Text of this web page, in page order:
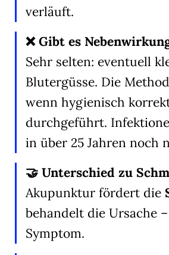
verläuft.
❌ Gibt es
Sehr selten: eventuell
Blutergüsse. Die
wenn hygienisch
durchgeführt.
in über 25 Jahren noch
🤝 Unterschied zu
Akupunktur fördert die
behandelt die Ursache
Symptom.